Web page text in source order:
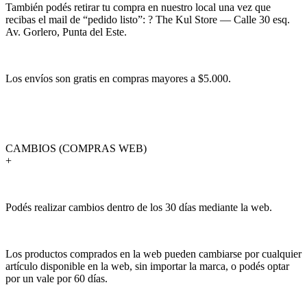
También podés retirar tu compra en nuestro local una vez que
recibas el mail de “pedido listo”: ? The Kul Store — Calle 30 esq.
Av. Gorlero, Punta del Este.
Los envíos son gratis en compras mayores a $5.000.
CAMBIOS (COMPRAS WEB)
+
Podés realizar cambios dentro de los 30 días mediante la web.
Los productos comprados en la web pueden cambiarse por cualquier
artículo disponible en la web, sin importar la marca, o podés optar
por un vale por 60 días.